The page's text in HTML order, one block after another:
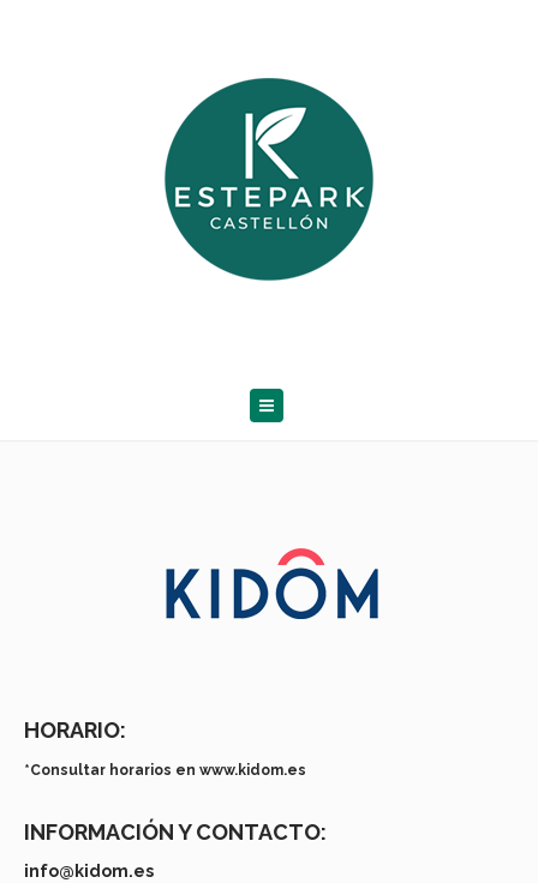
HORARIO:
*Consultar horarios en www.kidom.es
INFORMACIÓN Y CONTACTO:
info@kidom.es